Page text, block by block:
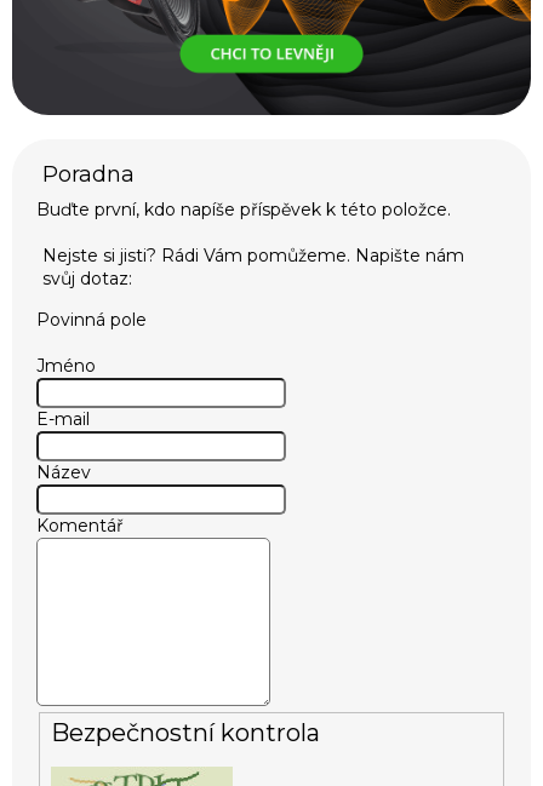
Buďte první, kdo napíše příspěvek k této položce.
Povinná pole
Jméno
E-mail
Název
Komentář
Bezpečnostní kontrola